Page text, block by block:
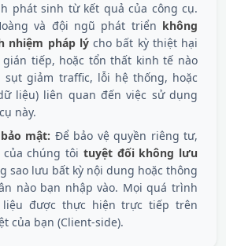
phát sinh từ kết quả của công cụ.
và đội ngũ phát triển không
nhiệm pháp lýcho bất kỳ thiệt hại
tiếp, hoặc tổn thất kinh tế nào
sụt giảm traffic, lỗi hệ thống, hoặc
liệu) liên quan đến việc sử dụng
này.
mật: Để bảo vệ quyền riêng tư,
chúng tôi tuyệt đối không lưu
sao lưu bất kỳ nội dung hoặc thông
nào bạn nhập vào. Mọi quá trình
được thực hiện trực tiếp trên
của bạn (Client-side).